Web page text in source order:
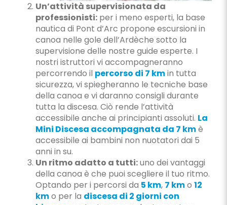
Un’attività supervisionata da
professionisti:per i meno esperti, la base
nautica di Pont d’Arc propone escursioni in
canoa nelle gole dell’Ardèche sotto la
supervisione delle nostre guide esperte. I
nostri istruttori vi accompagneranno
percorrendo il percorso di 7 kmin tutta
sicurezza, vi spiegheranno le tecniche base
della canoa e vi daranno consigli durante
tutta la discesa. Ciò rende l’attività
accessibile anche ai principianti assoluti. La
Mini Discesa accompagnata da 7 kmè
accessibile ai bambini non nuotatori dai 5
anni in su.
Un ritmo adatto a tutti:uno dei vantaggi
della canoa è che puoi scegliere il tuo ritmo.
Optando per i percorsi da 5 km, 7 kmo 12
kmo per la discesa di 2 giorni con